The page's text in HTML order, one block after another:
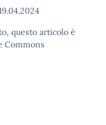
questo articolo è
Commons